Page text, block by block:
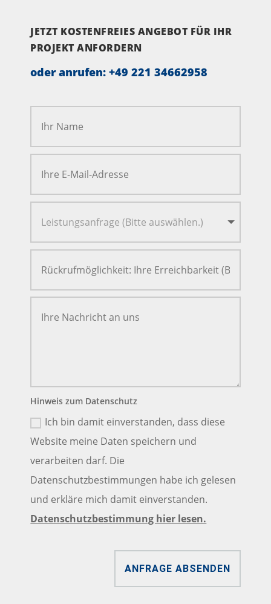
JETZT KOSTENFREIES ANGEBOT FÜR IHR
PROJEKT ANFORDERN
oder anrufen: +49 221 34662958
Hinweis zum Datenschutz
Ich bin damit einverstanden, dass diese
Website meine Daten speichern und
verarbeiten darf. Die
Datenschutzbestimmungen habe ich gelesen
und erkläre mich damit einverstanden.
Datenschutzbestimmung hier lesen.
ANFRAGE ABSENDEN